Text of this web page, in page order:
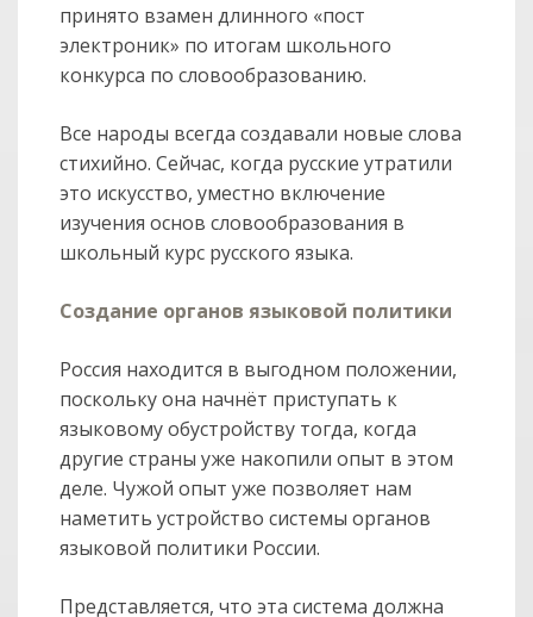
принято взамен длинного «пост
электроник» по итогам школьного
конкурса по словообразованию.
Все народы всегда создавали новые слова
стихийно. Сейчас, когда русские утратили
это искусство, уместно включение
изучения основ словообразования в
школьный курс русского языка.
Создание органов языковой политики
Россия находится в выгодном положении,
поскольку она начнёт приступать к
языковому обустройству тогда, когда
другие страны уже накопили опыт в этом
деле. Чужой опыт уже позволяет нам
наметить устройство системы органов
языковой политики России.
Представляется, что эта система должна